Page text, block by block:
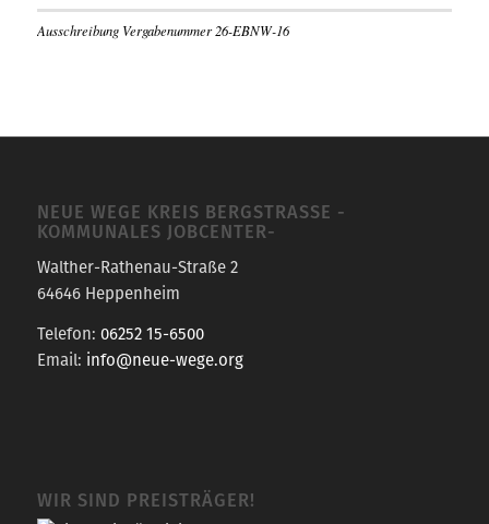
Ausschreibung Vergabenummer 26-EBNW-16
NEUE WEGE KREIS BERGSTRASSE -K
OMMUNALES JOBCENTER-
Walther-Rathenau-Straße 2
64646 Heppenheim
Telefon: 06252 15-6500
Email: info@neue-wege.org
WIR SIND PREISTRÄGER!